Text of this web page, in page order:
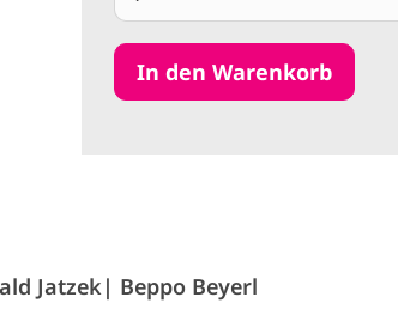
Jatzek
Beppo Beyerl